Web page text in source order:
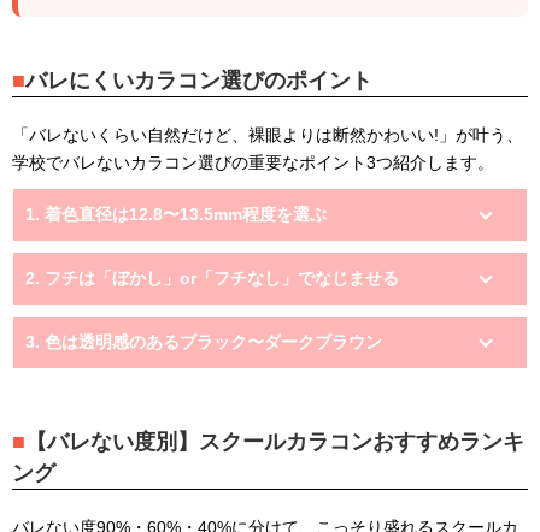
バレにくいカラコン選びのポイント
「バレないくらい自然だけど、裸眼よりは断然かわいい!」が叶う、
学校でバレないカラコン選びの重要なポイント3つ紹介します。
1. 着色直径は12.8〜13.5mm程度を選ぶ
2. フチは「ぼかし」or「フチなし」でなじませる
3. 色は透明感のあるブラック〜ダークブラウン
【バレない度別】スクールカラコンおすすめランキ
ング
バレない度90%・60%・40%に分けて、こっそり盛れるスクールカ